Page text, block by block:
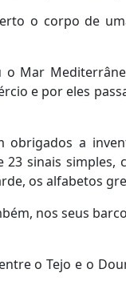
o corpo de
Mar
e por eles
obrigados a
sinais
os alfabetos
nos seus
o Tejo e o